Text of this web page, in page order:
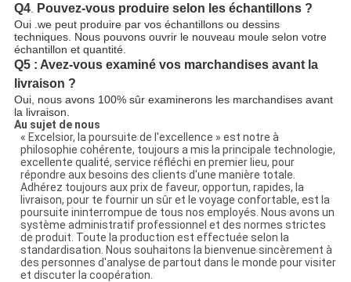
Q4. Pouvez-vous produire selon les échantillons ?
Oui .we peut produire par vos échantillons ou dessins
techniques. Nous pouvons ouvrir le nouveau moule selon votre
échantillon et quantité.
Q5 : Avez-vous examiné vos marchandises avant la
livraison ?
Oui, nous avons 100% sûr examinerons les marchandises avant
la livraison.
Au sujet de nous
« Excelsior, la poursuite de l'excellence » est notre à
philosophie cohérente, toujours a mis la principale technologie,
excellente qualité, service réfléchi en premier lieu, pour
répondre aux besoins des clients d'une manière totale.
Adhérez toujours aux prix de faveur, opportun, rapides, la
livraison, pour te fournir un sûr et le voyage confortable, est la
poursuite ininterrompue de tous nos employés. Nous avons un
système administratif professionnel et des normes strictes
de produit. Toute la production est effectuée selon la
standardisation. Nous souhaitons la bienvenue sincèrement à
des personnes d'analyse de partout dans le monde pour visiter
et discuter la coopération.